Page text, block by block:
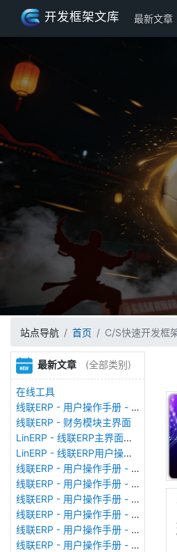
开发框架文库 最新文章
站点导航 首页 C/S快速开发框
最新文章 (全部类别)
在线工具
线联ERP - 用户操作手册 - 存货期初
线联ERP - 财务模块主界面
LinERP - 线联ERP主界面（HOME）
LinERP - 线联ERP用户操作手册 - 系统登陆
线联ERP - 用户操作手册 - 查看在线用户
线联ERP - 用户操作手册 - 数据备份
线联ERP - 用户操作手册 - 工厂管理
线联ERP - 用户操作手册 - 帐套管理
线联ERP - 用户操作手册 - 语种设置
线联ERP - 用户操作手册 - 国际化多语言